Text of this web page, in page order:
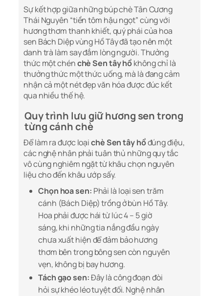
Sự kết hợp giữa những búp chè Tân Cương
Thái Nguyên “tiền tôm hậu ngọt” cùng với
hương thơm thanh khiết, quý phái của hoa
sen Bách Diệp vùng Hồ Tây đã tạo nên một
danh trà làm say đắm lòng người. Thưởng
thức một chénchè Sen tây hồkhông chỉ là
thưởng thức một thức uống, mà là đang cảm
nhận cả một nét đẹp văn hóa được đúc kết
qua nhiều thế hệ.
Quy trình lưu giữ hương sen trong
từng cánh chè
Để làm ra được loạichè Sen tây hồđúng điệu,
các nghệ nhân phải tuân thủ những quy tắc
vô cùng nghiêm ngặt từ khâu chọn nguyên
liệu cho đến khâu ướp sấy.
Chọn hoa sen: Phải là loại sen trăm
cánh (Bách Diệp) trồng ở bùn Hồ Tây.
Hoa phải được hái từ lúc 4 – 5 giờ
sáng, khi những tia nắng đầu ngày
chưa xuất hiện để đảm bảo hương
thơm bên trong bông sen còn nguyên
vẹn, không bị bay hương.
Tách gạo sen:Đây là công đoạn đòi
hỏi sự khéo léo tuyệt đối. Nghệ nhân